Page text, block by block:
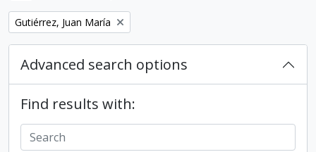
Remove filter:
Gutiérrez, Juan María
Advanced search options
Find results with: